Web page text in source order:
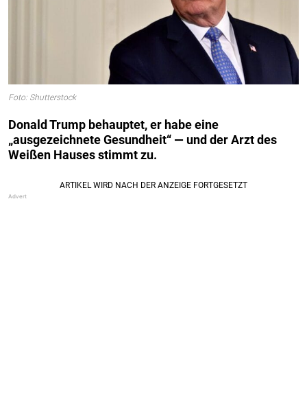
Foto: Shutterstock
Donald Trump behauptet, er habe eine
„ausgezeichnete Gesundheit“ — und der Arzt des
Weißen Hauses stimmt zu.